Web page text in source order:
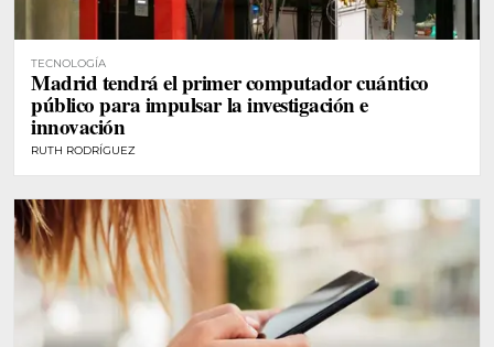
TECNOLOGÍA
Madrid tendrá el primer computador cuántico
público para impulsar la investigación e
innovación
RUTH RODRÍGUEZ